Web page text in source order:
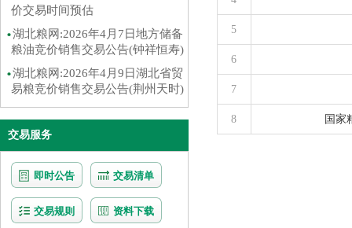
价交易时间预估
湖北粮网:2026年4月7日地方储备
粮油竞价销售交易公告(钟祥恒寿)
湖北粮网:2026年4月9日湖北省贸
易粮竞价销售交易公告(荆州天时)
交易服务
即时公告 交易清单
交易规则 资料下载
5
6
7
8 国家